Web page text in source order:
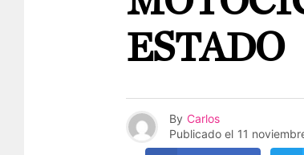
ESTADO
By Carlos
Publicado el 11